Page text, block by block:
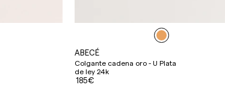
ABECÉ
Colgante cadena oro - U Plata
de ley 24k
185€